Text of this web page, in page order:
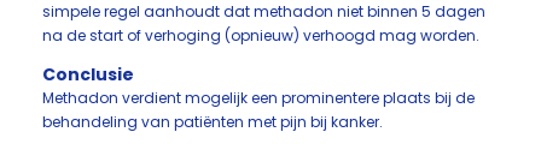
simpele regel aanhoudt dat methadon niet binnen 5 dagen
na de start of verhoging (opnieuw) verhoogd mag worden.
Conclusie
Methadon verdient mogelijk een prominentere plaats bij de
behandeling van patiënten met pijn bij kanker.